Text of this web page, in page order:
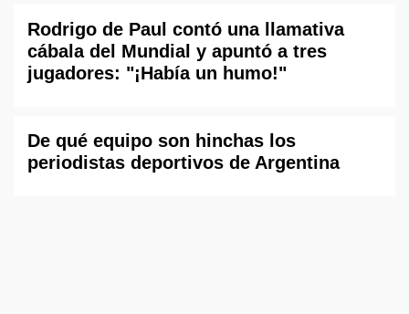
Rodrigo de Paul contó una llamativa
cábala del Mundial y apuntó a tres
jugadores: "¡Había un humo!"
De qué equipo son hinchas los
periodistas deportivos de Argentina